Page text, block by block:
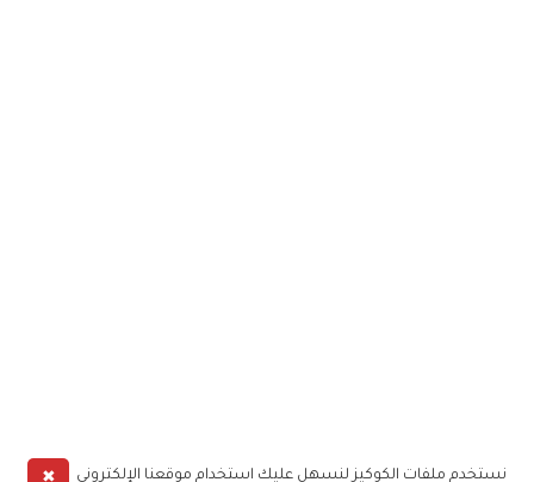
✖
نستخدم ملفات الكوكيز لنسهل عليك استخدام موقعنا الإلكتروني